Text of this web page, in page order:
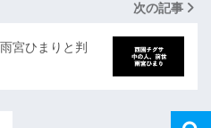
次の記事
宮ひまりと判